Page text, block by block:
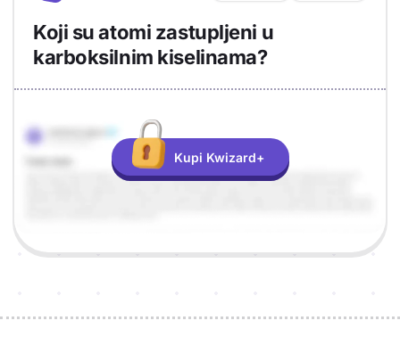
Koji su atomi zastupljeni u
karboksilnim kiselinama?
Odgovor
Objašnjenje
Kupi Kwizard+